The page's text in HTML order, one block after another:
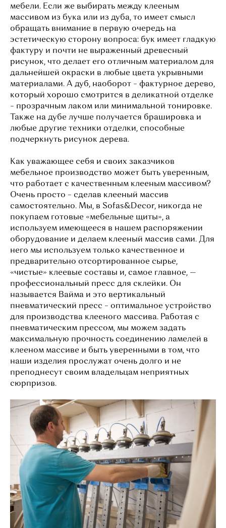
мебели. Если же выбирать между клееным
массивом из бука или из дуба, то имеет смысл
обращать внимание в первую очередь на
эстетическую сторону вопроса: бук имеет гладкую
фактуру и почти не выраженный древесный
рисунок, что делает его отличным материалом для
дальнейшей окраски в любые цвета укрывными
материалами. А дуб, наоборот – фактурное дерево,
который хорошо смотрится в деликатной отделке
– прозрачным лаком или минимальной тонировке.
Также на дубе лучше получается брашировка и
любые другие техники отделки, способные
подчеркнуть рисунок дерева.
Как уважающее себя и своих заказчиков
мебельное производство может быть уверенным,
что работает с качественным клееным массивом?
Очень просто – сделав клееный массив
самостоятельно. Мы, в Sofas&Decor, никогда не
покупаем готовые «мебельные щиты», а
используем имеющееся в нашем распоряжении
оборудование и делаем клееный массив сами. Для
него мы используем только качественное и
предварительно отсортированное сырье,
«чистые» клеевые составы и, самое главное, —
профессиональный пресс для склейки. Он
называется Вайма и это вертикальный
пневматический пресс – оптимальное устройство
для производства клееного массива. Работая с
пневматическим прессом, мы можем задать
максимальную прочность соединению ламелей в
клееном массиве и быть уверенными в том, что
наши изделия прослужат очень долго и не
преподнесут своим владельцам неприятных
сюрпризов.